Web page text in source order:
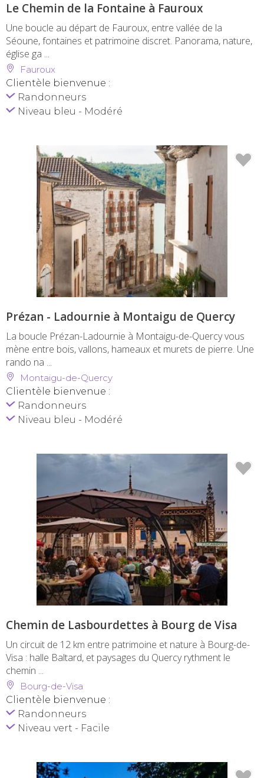
Le Chemin de la Fontaine à Fauroux
Une boucle au départ de Fauroux, entre vallée de la
Séoune, fontaines et patrimoine discret. Panorama, nature,
église ga ...
Fauroux
Clientèle bienvenue :
Randonneurs
Niveau bleu - Modéré
Prézan - Ladournie à Montaigu de Quercy
La boucle Prézan-Ladournie à Montaigu-de-Quercy vous
mène entre bois, vallons, hameaux et murets de pierre. Une
rando na ...
Montaigu-de-Quercy
Clientèle bienvenue :
Randonneurs
Niveau bleu - Modéré
Chemin de Lasbourdettes à Bourg de Visa
Un circuit de 12 km entre patrimoine et nature à Bourg-de-
Visa : halle Baltard, et paysages du Quercy rythment le
chemin ...
Bourg-de-Visa
Clientèle bienvenue :
Randonneurs
Niveau vert - Facile